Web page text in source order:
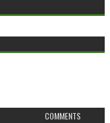
COMMENTS